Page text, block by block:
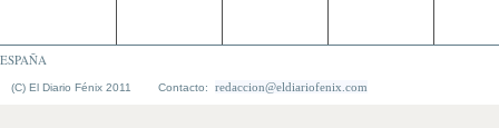
ESPAÑA
(C) El Diario Fénix 2011 Contacto: redaccion@eldiariofenix.com